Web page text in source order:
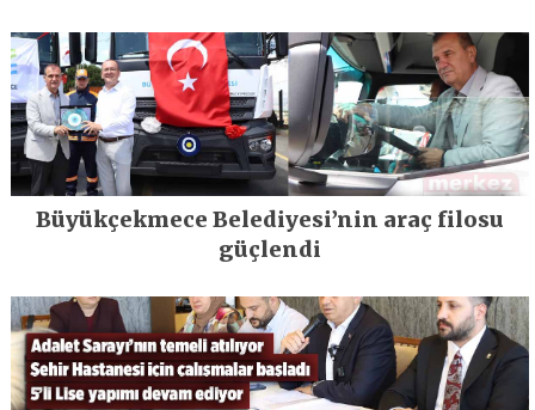
Büyükçekmece Belediyesi’nin araç filosu
güçlendi